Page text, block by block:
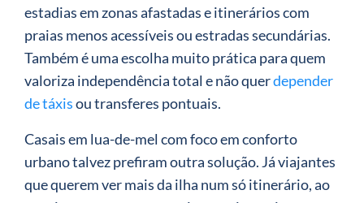
estadias em zonas afastadas e itinerários com
praias menos acessíveis ou estradas secundárias.
Também é uma escolha muito prática para quem
valoriza independência total e não querdepender
de táxisou transferes pontuais.
Casais em lua-de-mel com foco em conforto
urbano talvez prefiram outra solução. Já viajantes
que querem ver mais da ilha num só itinerário, ao